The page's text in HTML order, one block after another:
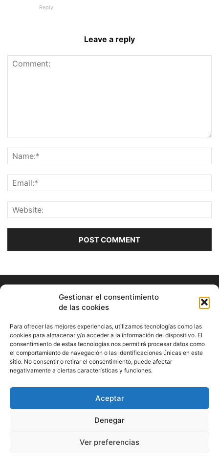
Gestionar el consentimiento
de las cookies
Para ofrecer las mejores experiencias, utilizamos tecnologías como las
cookies para almacenar y/o acceder a la información del dispositivo. El
consentimiento de estas tecnologías nos permitirá procesar datos como
el comportamiento de navegación o las identificaciones únicas en este
sitio. No consentir o retirar el consentimiento, puede afectar
negativamente a ciertas características y funciones.
Aceptar
Denegar
Ver preferencias
Reply
Leave a reply
ABOUT US
Información Cultural de Málaga y otros de interés general
Contact us:musicamalaga55@gmail.com
FOLLOW US